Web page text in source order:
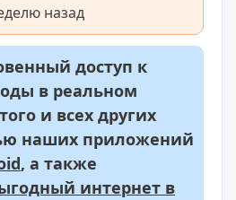
назад
доступ к
в реальном
и всех других
наших приложений
, а также
интернет в